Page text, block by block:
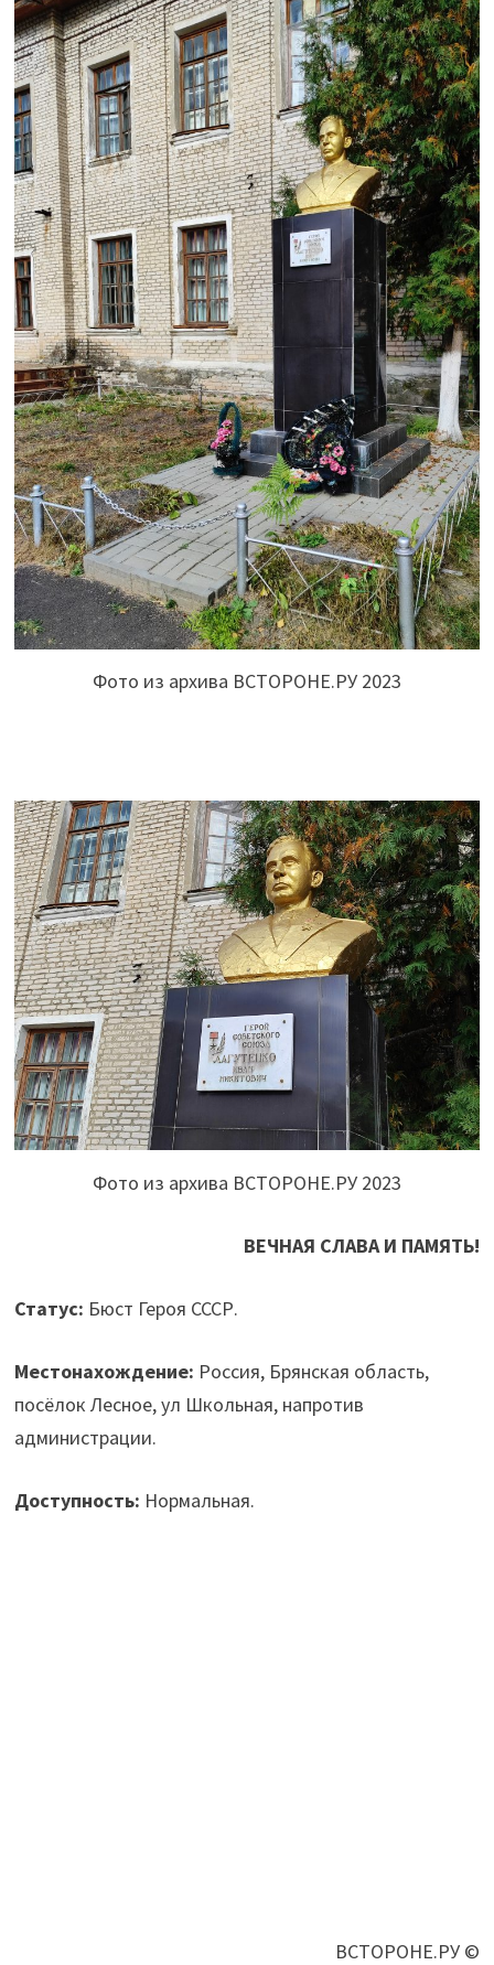
Фото из архива ВСТОРОНЕ.РУ 2023
Фото из архива ВСТОРОНЕ.РУ 2023
ВЕЧНАЯ СЛАВА И ПАМЯТЬ!
Статус: Бюст Героя СССР.
Местонахождение: Россия, Брянская область,
посёлок Лесное, ул Школьная, напротив
администрации.
Доступность: Нормальная.
ВСТОРОНЕ.РУ ©